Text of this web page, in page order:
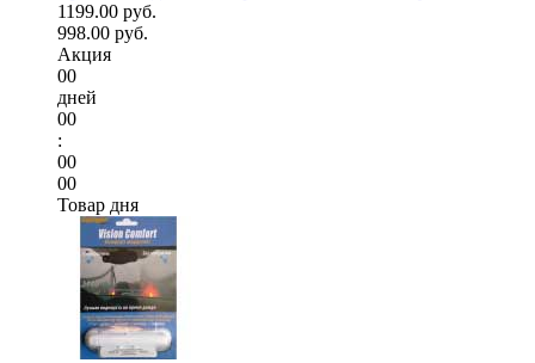
1199.00 руб.
998.00 руб.
Акция
00
дней
00
:
00
00
Товар дня